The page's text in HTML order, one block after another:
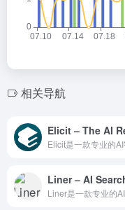
相关导航